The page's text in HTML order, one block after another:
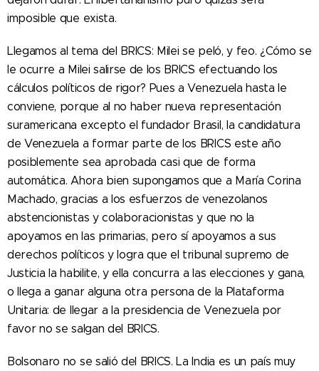
imposible que exista.
Llegamos al tema del BRICS: Milei se peló, y feo. ¿Cómo se
le ocurre a Milei salirse de los BRICS efectuando los
cálculos políticos de rigor? Pues a Venezuela hasta le
conviene, porque al no haber nueva representación
suramericana excepto el fundador Brasil, la candidatura
de Venezuela a formar parte de los BRICS este año
posiblemente sea aprobada casi que de forma
automática. Ahora bien supongamos que a María Corina
Machado, gracias a los esfuerzos de venezolanos
abstencionistas y colaboracionistas y que no la
apoyamos en las primarias, pero sí apoyamos a sus
derechos políticos y logra que el tribunal supremo de
Justicia la habilite, y ella concurra a las elecciones y gana,
o llega a ganar alguna otra persona de la Plataforma
Unitaria: de llegar a la presidencia de Venezuela por
favor no se salgan del BRICS.
Bolsonaro no se salió del BRICS. La India es un país muy